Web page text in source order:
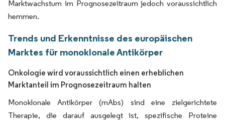
Marktwachstum im Prognosezeitraum jedoch voraussichtlich
hemmen.
Trends und Erkenntnisse des europäischen
Marktes für monoklonale Antikörper
Onkologie wird voraussichtlich einen erheblichen
Marktanteil im Prognosezeitraum halten
Monoklonale Antikörper (mAbs) sind eine zielgerichtete
Therapie, die darauf ausgelegt ist, spezifische Proteine